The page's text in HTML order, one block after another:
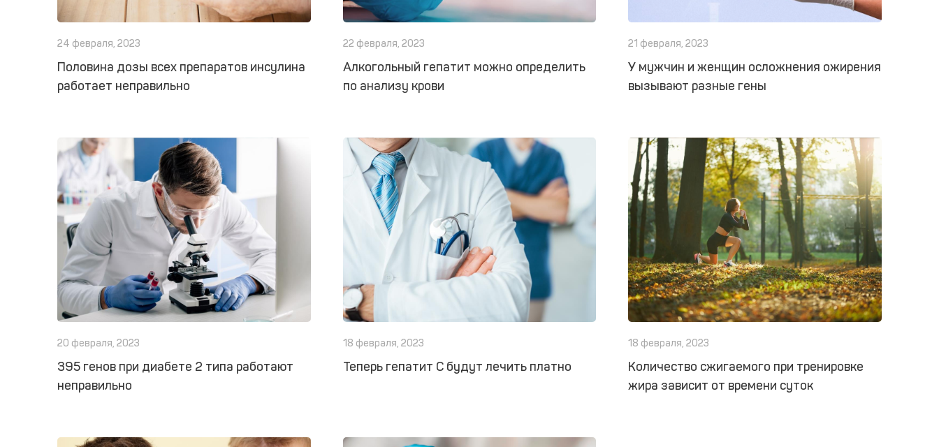
24 февраля, 2023
Половина дозы всех препаратов инсулина
работает неправильно
22 февраля, 2023
Алкогольный гепатит можно определить
по анализу крови
21 февраля, 2023
У мужчин и женщин осложнения ожирения
вызывают разные гены
20 февраля, 2023
395 генов при диабете 2 типа работают
неправильно
18 февраля, 2023
Теперь гепатит С будут лечить платно
18 февраля, 2023
Количество сжигаемого при тренировке
жира зависит от времени суток